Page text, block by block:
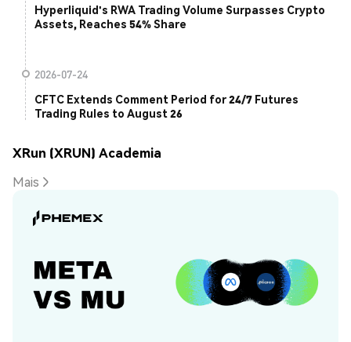
Hyperliquid's RWA Trading Volume Surpasses Crypto
Assets, Reaches 54% Share
2026-07-24
CFTC Extends Comment Period for 24/7 Futures
Trading Rules to August 26
XRun (XRUN) Academia
Mais